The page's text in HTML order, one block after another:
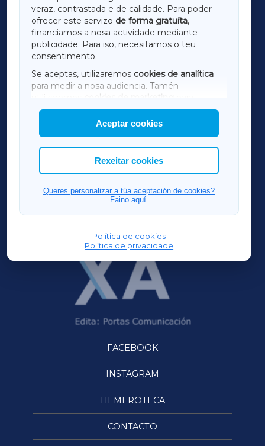
veraz, contrastada e de calidade. Para poder
ofrecer este servizo de forma gratuíta,
financiamos a nosa actividade mediante
publicidade. Para iso, necesitamos o teu
consentimento.
Se aceptas, utilizaremos cookies de analítica
para medir a nosa audiencia. Tamén
utilizaremos
cookies de marketing
mostrar publicidade de terceiros.
Así mesmo, podes personalizar a elección das
cookies que desexas permitir.
Aceptar cookies
Rexeitar cookies
Queres personalizar a túa aceptación de cookies?
Faino aquí.
Política de cookies
Política de privacidade
LUGOXA
TERRACHAXA
AMARIÑAXA
RIBEIRASACRAXA
ACORUÑAXA
FERROLXA
OURENSEXA
FACEBOOK
INSTAGRAM
HEMEROTECA
CONTACTO